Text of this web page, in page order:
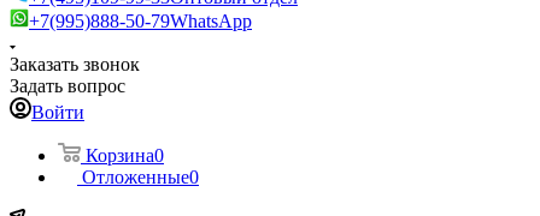
+7(995)888-50-79WhatsApp
Заказать звонок
Задать вопрос
Войти
Корзина0
Отложенные0